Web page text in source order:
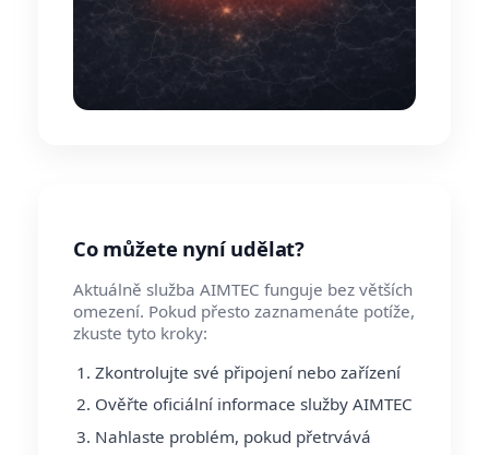
Co můžete nyní udělat?
Aktuálně služba AIMTEC funguje bez větších
omezení. Pokud přesto zaznamenáte potíže,
zkuste tyto kroky:
Zkontrolujte své připojení nebo zařízení
Ověřte oficiální informace služby AIMTEC
Nahlaste problém, pokud přetrvává